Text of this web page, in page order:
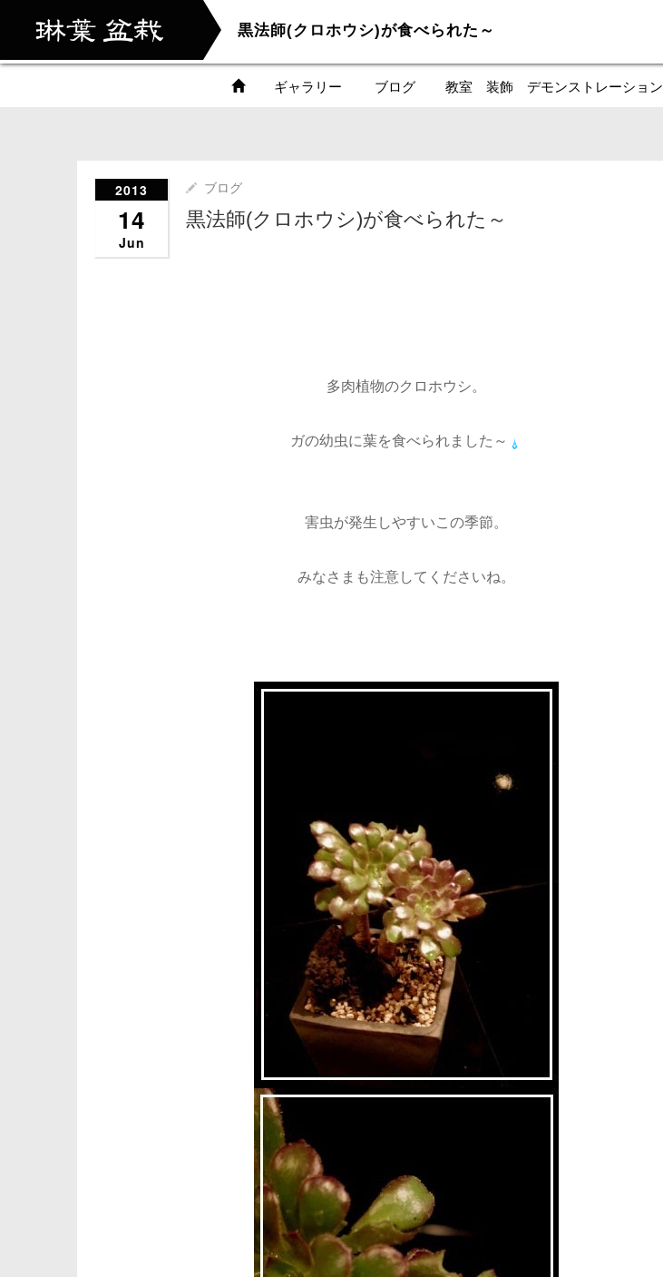
黒法師(クロホウシ)が食べられた～
ギャラリー ブログ 教室 装飾 デモンストレーション
2013
14
Jun
ブログ
黒法師(クロホウシ)が食べられた～
多肉植物のクロホウシ。
ガの幼虫に葉を食べられました～
害虫が発生しやすいこの季節。
みなさまも注意してくださいね。